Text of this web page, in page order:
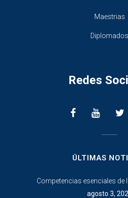
Maestrias
Diplomados
Redes
ÚLTIMAS
Competencias esenciales de
agosto 3,